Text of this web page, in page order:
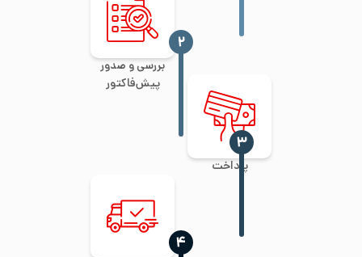
بررسی و صدور
پیش‌فاکتور
‍۲
پرداخت
‍۳
‍۴